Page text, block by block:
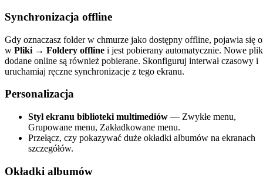
Synchronizacja offline
Gdy oznaczasz folder w chmurze jako dostępny offline, pojawia się
w Pliki → Foldery offline i jest pobierany automatycznie. Nowe
dodane online są również pobierane. Skonfiguruj interwał czasowy i
uruchamiaj ręczne synchronizacje z tego ekranu.
Personalizacja
Styl ekranu biblioteki multimediów — Zwykłe menu,
Grupowane menu, Zakładkowane menu.
Przełącz, czy pokazywać duże okładki albumów na ekranach
szczegółów.
Okładki albumów